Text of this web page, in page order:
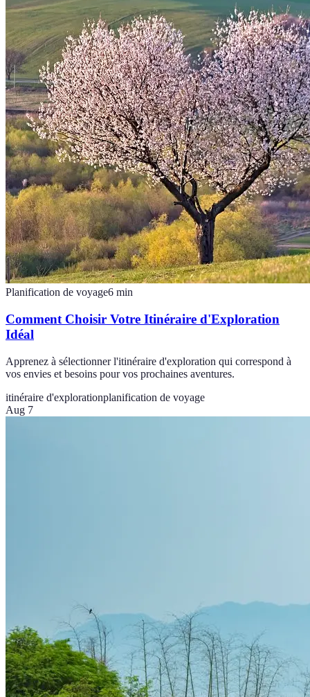
Planification de voyage6 min
Comment Choisir Votre Itinéraire d'Exploration
Idéal
Apprenez à sélectionner l'itinéraire d'exploration qui correspond à
vos envies et besoins pour vos prochaines aventures.
itinéraire d'explorationplanification de voyage
Aug 7